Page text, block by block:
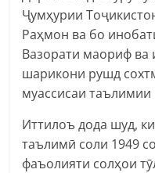
Ҷумҳурии
Раҳмон ва бо
Вазорати маориф
шарикони рушд
муассисаи
Иттилоъ дода шуд,
таълимӣ соли 1949
фаъолияти солҳои